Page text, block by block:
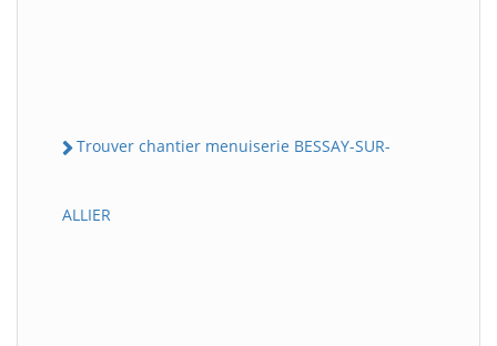
Trouver chantier menuiserie BESSAY-SUR-
ALLIER